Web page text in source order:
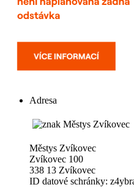
Adresa
Městys Zvíkovec
Zvíkovec 100
338 13 Zvíkovec
ID datové schránky: